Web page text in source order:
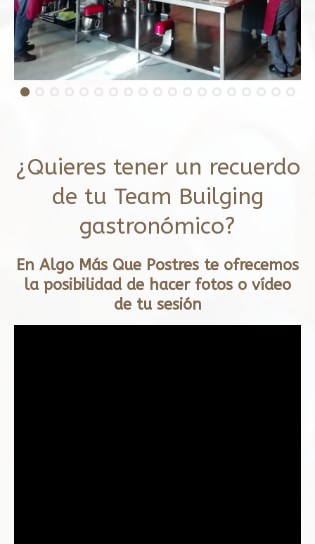
¿Quieres tener un recuerdo
de tu Team Builging
gastronómico?
En Algo Más Que Postres te ofrecemos
la posibilidad de hacer fotos o vídeo
de tu sesión